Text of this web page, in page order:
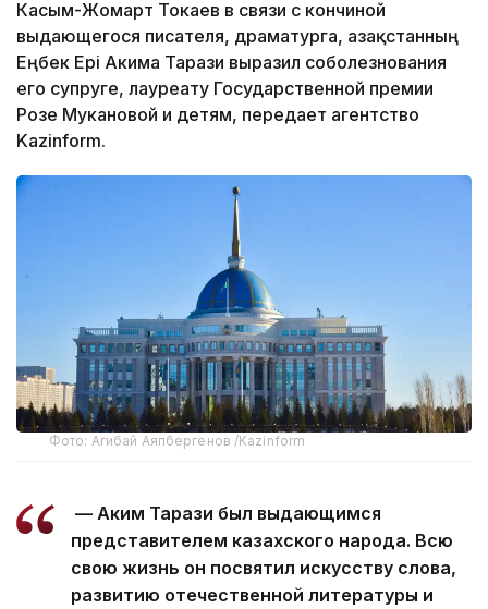
Касым-Жомарт Токаев в связи с кончиной
выдающегося писателя, драматурга, Қазақстанның
Еңбек Ері Акима Тарази выразил соболезнования
его супруге, лауреату Государственной премии
Розе Мукановой и детям, передает агентство
Kazinform.
Фото: Агибай Аяпбергенов /Kazinform
— Аким Тарази был выдающимся
представителем казахского народа. Всю
свою жизнь он посвятил искусству слова,
развитию отечественной литературы и